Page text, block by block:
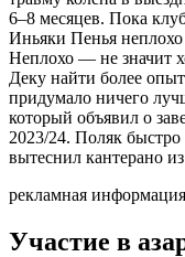
6–8 месяцев. Пока
Иньяки Пенья
Неплохо — не значит
Деку найти более
придумало ничего
который объявил о
2023/24. Поляк быстро
вытеснил кантерано из
рекламная информация
Участие в